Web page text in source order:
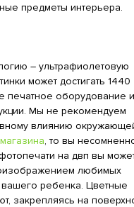
предметы интерьера.
– ультрафиолетовую
может достигать 1440
печатное оборудование и
Мы не рекомендуем
влиянию
, то вы
на двп вы
любимых
вашего ребенка. Цветные
закрепляясь на